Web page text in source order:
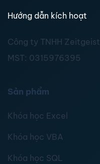
Hướng dẫn kích hoạt
Công ty TNHH Zeitgeist
MST: 0315976395
Sản phẩm
Khóa học Excel
Khóa học VBA
Khóa học SQL